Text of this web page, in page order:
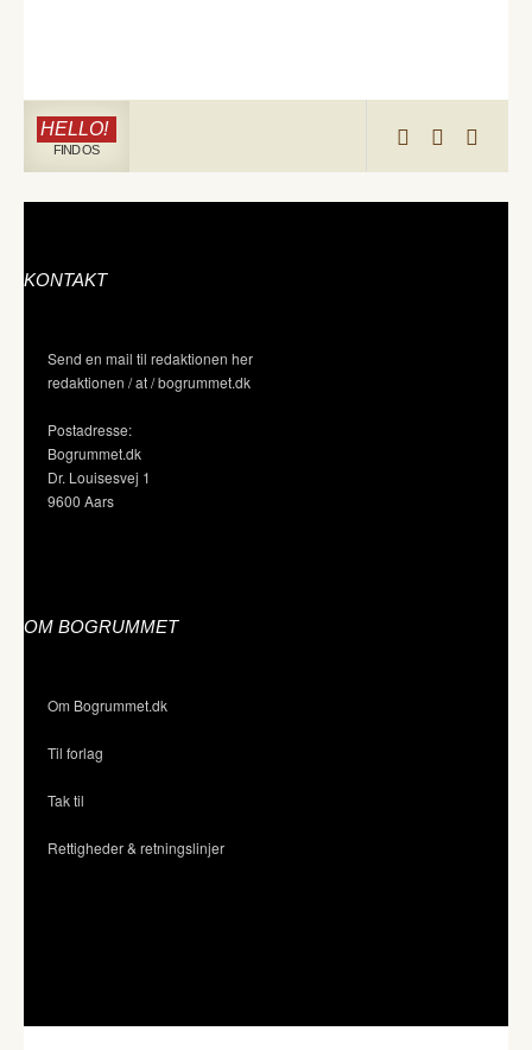
HELLO!
FIND OS
KONTAKT
Send en mail til redaktionen her
redaktionen / at / bogrummet.dk
Postadresse:
Bogrummet.dk
Dr. Louisesvej 1
9600 Aars
OM BOGRUMMET
Om Bogrummet.dk
Til forlag
Tak til
Rettigheder & retningslinjer